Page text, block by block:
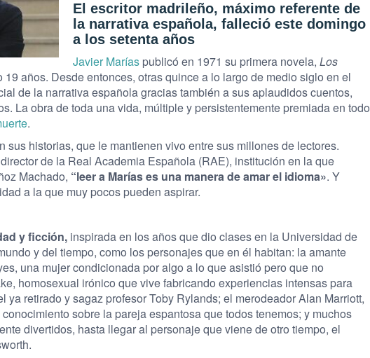
El escritor madrileño, máximo referente de
la narrativa española, falleció este domingo
a los setenta años
Javier Marías publicó en 1971 su primera novela, Los
19 años. Desde entonces, otras quince a lo largo de medio siglo en el
de la narrativa española gracias también a sus aplaudidos cuentos,
La obra de toda una vida, múltiple y persistentemente premiada en todo
.
sus historias, que le mantienen vivo entre sus millones de lectores.
de la Real Academia Española (RAE), institución en la que
Machado, “leer a Marías es una manera de amar el idioma». Y
a la que muy pocos pueden aspirar.
y ficción, inspirada en los años que dio clases en la Universidad de
y del tiempo, como los personajes que en él habitan: la amante
una mujer condicionada por algo a lo que asistió pero que no
homosexual irónico que vive fabricando experiencias intensas para
ya retirado y sagaz profesor Toby Rylands; el merodeador Alan Marriott,
sobre la pareja espantosa que todos tenemos; y muchos
divertidos, hasta llegar al personaje que viene de otro tiempo, el